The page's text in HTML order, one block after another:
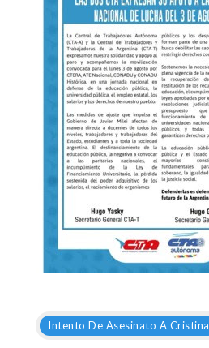
Intento De Asesinato A Cristina